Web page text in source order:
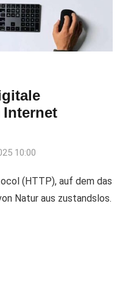
10:00
(HTTP), auf dem das
Natur aus zustandslos.